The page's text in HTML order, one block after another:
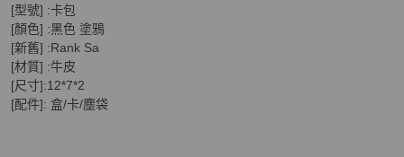
[型號] :卡包
[顏色] :黑色 塗鴉
[新舊] :Rank Sa
[材質] :牛皮
[尺寸]:12*7*2
[配件]: 盒/卡/塵袋